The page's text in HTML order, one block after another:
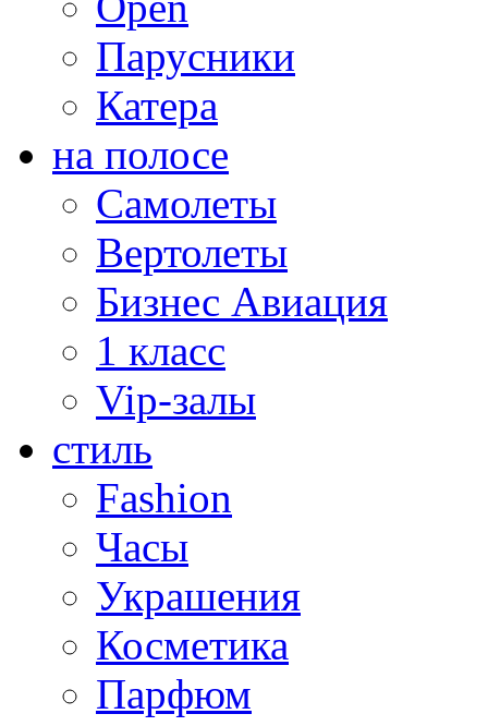
Парусники
Катера
на полосе
Самолеты
Вертолеты
Бизнес Авиация
1 класс
Vip-залы
стиль
Fashion
Часы
Украшения
Косметика
Парфюм